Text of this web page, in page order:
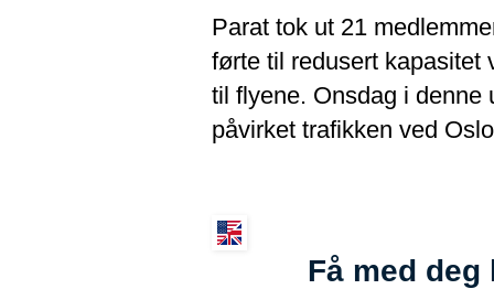
Parat tok ut 21
førte til redusert kapasitet
til flyene. Onsdag i denne
påvirket trafikken ved
Få med